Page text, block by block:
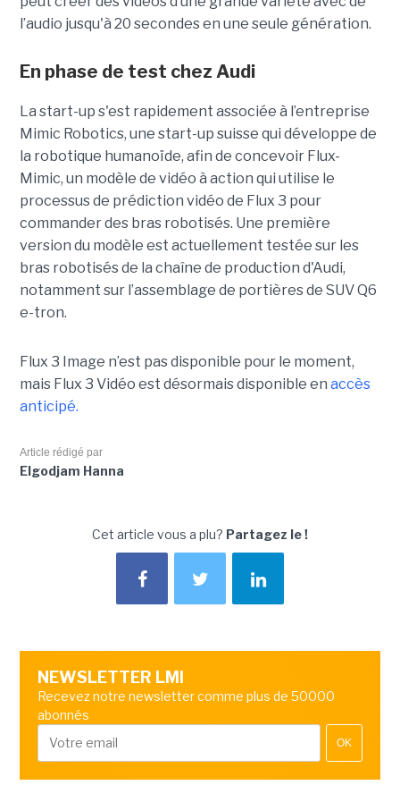
l’audio jusqu'à 20 secondes en une seule génération.
En phase de test chez Audi
La start-up s'est rapidement associée à l’entreprise
Mimic Robotics, une start-up suisse qui développe de
la robotique humanoïde, afin de concevoir Flux-
Mimic, un modèle de vidéo à action qui utilise le
processus de prédiction vidéo de Flux 3 pour
commander des bras robotisés. Une première
version du modèle est actuellement testée sur les
bras robotisés de la chaîne de production d'Audi,
notamment sur l’assemblage de portières de SUV Q6
e-tron.
Flux 3 Image n’est pas disponible pour le moment,
mais Flux 3 Vidéo est désormais disponible en accès
anticipé.
Article rédigé par
Elgodjam Hanna
Cet article vous a plu? Partagez le !
NEWSLETTER LMI
Recevez notre newsletter comme plus de 50000
abonnés
OK